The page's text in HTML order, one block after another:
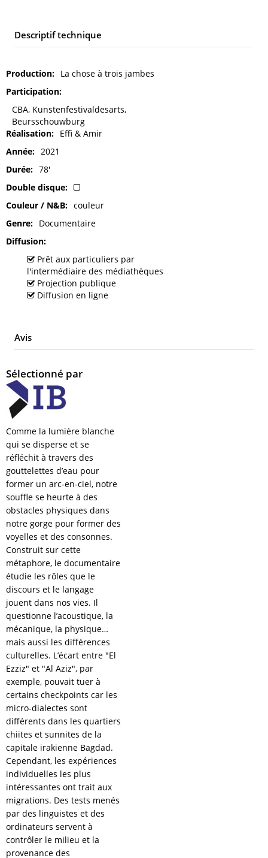
Descriptif technique
Production
La chose à trois jambes
Participation
CBA, Kunstenfestivaldesarts,
Beursschouwburg
Réalisation
Effi & Amir
Année
2021
Durée
78'
Double disque
Couleur / N&B
couleur
Genre
Documentaire
Diffusion
Prêt aux particuliers par
l'intermédiaire des médiathèques
Projection publique
Diffusion en ligne
Avis
Sélectionné par
Comme la lumière blanche
qui se disperse et se
réfléchit à travers des
gouttelettes d’eau pour
former un arc-en-ciel, notre
souffle se heurte à des
obstacles physiques dans
notre gorge pour former des
voyelles et des consonnes.
Construit sur cette
métaphore, le documentaire
étudie les rôles que le
discours et le langage
jouent dans nos vies. Il
questionne l’acoustique, la
mécanique, la physique…
mais aussi les différences
culturelles. L’écart entre "El
Ezziz" et "Al Aziz", par
exemple, pouvait tuer à
certains checkpoints car les
micro-dialectes sont
différents dans les quartiers
chiites et sunnites de la
capitale irakienne Bagdad.
Cependant, les expériences
individuelles les plus
intéressantes ont trait aux
migrations. Des tests menés
par des linguistes et des
ordinateurs servent à
contrôler le milieu et la
provenance des